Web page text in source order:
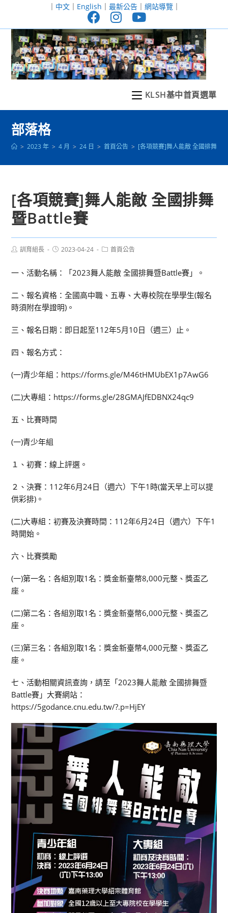
至
｜ 中文｜ English ｜ 最新公告｜ 網站導覽｜
KLSH基中首頁選單
部落格
> 2023 年 > 4 月 > 24 日 > 首頁公告 > [各項競賽]舞人能敵 全國排舞暨
[各項競賽]舞人能敵 全國排舞
暨Battle賽
Post訓育組長
Post2023-04-24
Post首頁公告
一、活動名稱：「2023舞人能敵 全國排舞暨Battle賽」。
二、報名資格：全國高中職、五專、大專校院在學學生(報名
時須附在學證明)。
三、報名日期：即日起至112年5月10日（週三）止。
四、報名方式：
(一)青少年組：https://forms.gle/M46tHMUbEX1p7AwG6
(二)大專組：https://forms.gle/28GMAJfEDBNX24qc9
五、比賽時間
(一)青少年組
１、初賽：線上評選。
２、決賽：112年6月24日（週六）下午1時(當天早上可以提
供彩排)。
(二)大專組：初賽及決賽時間：112年6月24日（週六）下午1
時開始。
六、比賽獎勵
(一)第一名：各組別取1名：獎金新臺幣8,000元整、獎盃乙
座。
(二)第二名：各組別取1名：獎金新臺幣6,000元整、獎盃乙
座。
(三)第三名：各組別取1名：獎金新臺幣4,000元整、獎盃乙
座。
七、活動相關資訊查詢，請至「2023舞人能敵 全國排舞暨
Battle賽」大賽網站：
https://5godance.cnu.edu.tw/?.p=HjEY